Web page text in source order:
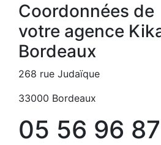
Coordonnées de
votre agence
Bordeaux
268 rue Judaïque
33000 Bordeaux
05 56 96